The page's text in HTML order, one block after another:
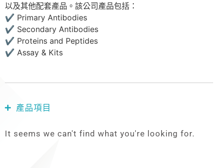
以及其他配套產品。該公司產品包括：
✔ Primary Antibodies
✔ Secondary Antibodies
✔ Proteins and Peptides
✔ Assay & Kits
產品項目
It seems we can't find what you're looking for.